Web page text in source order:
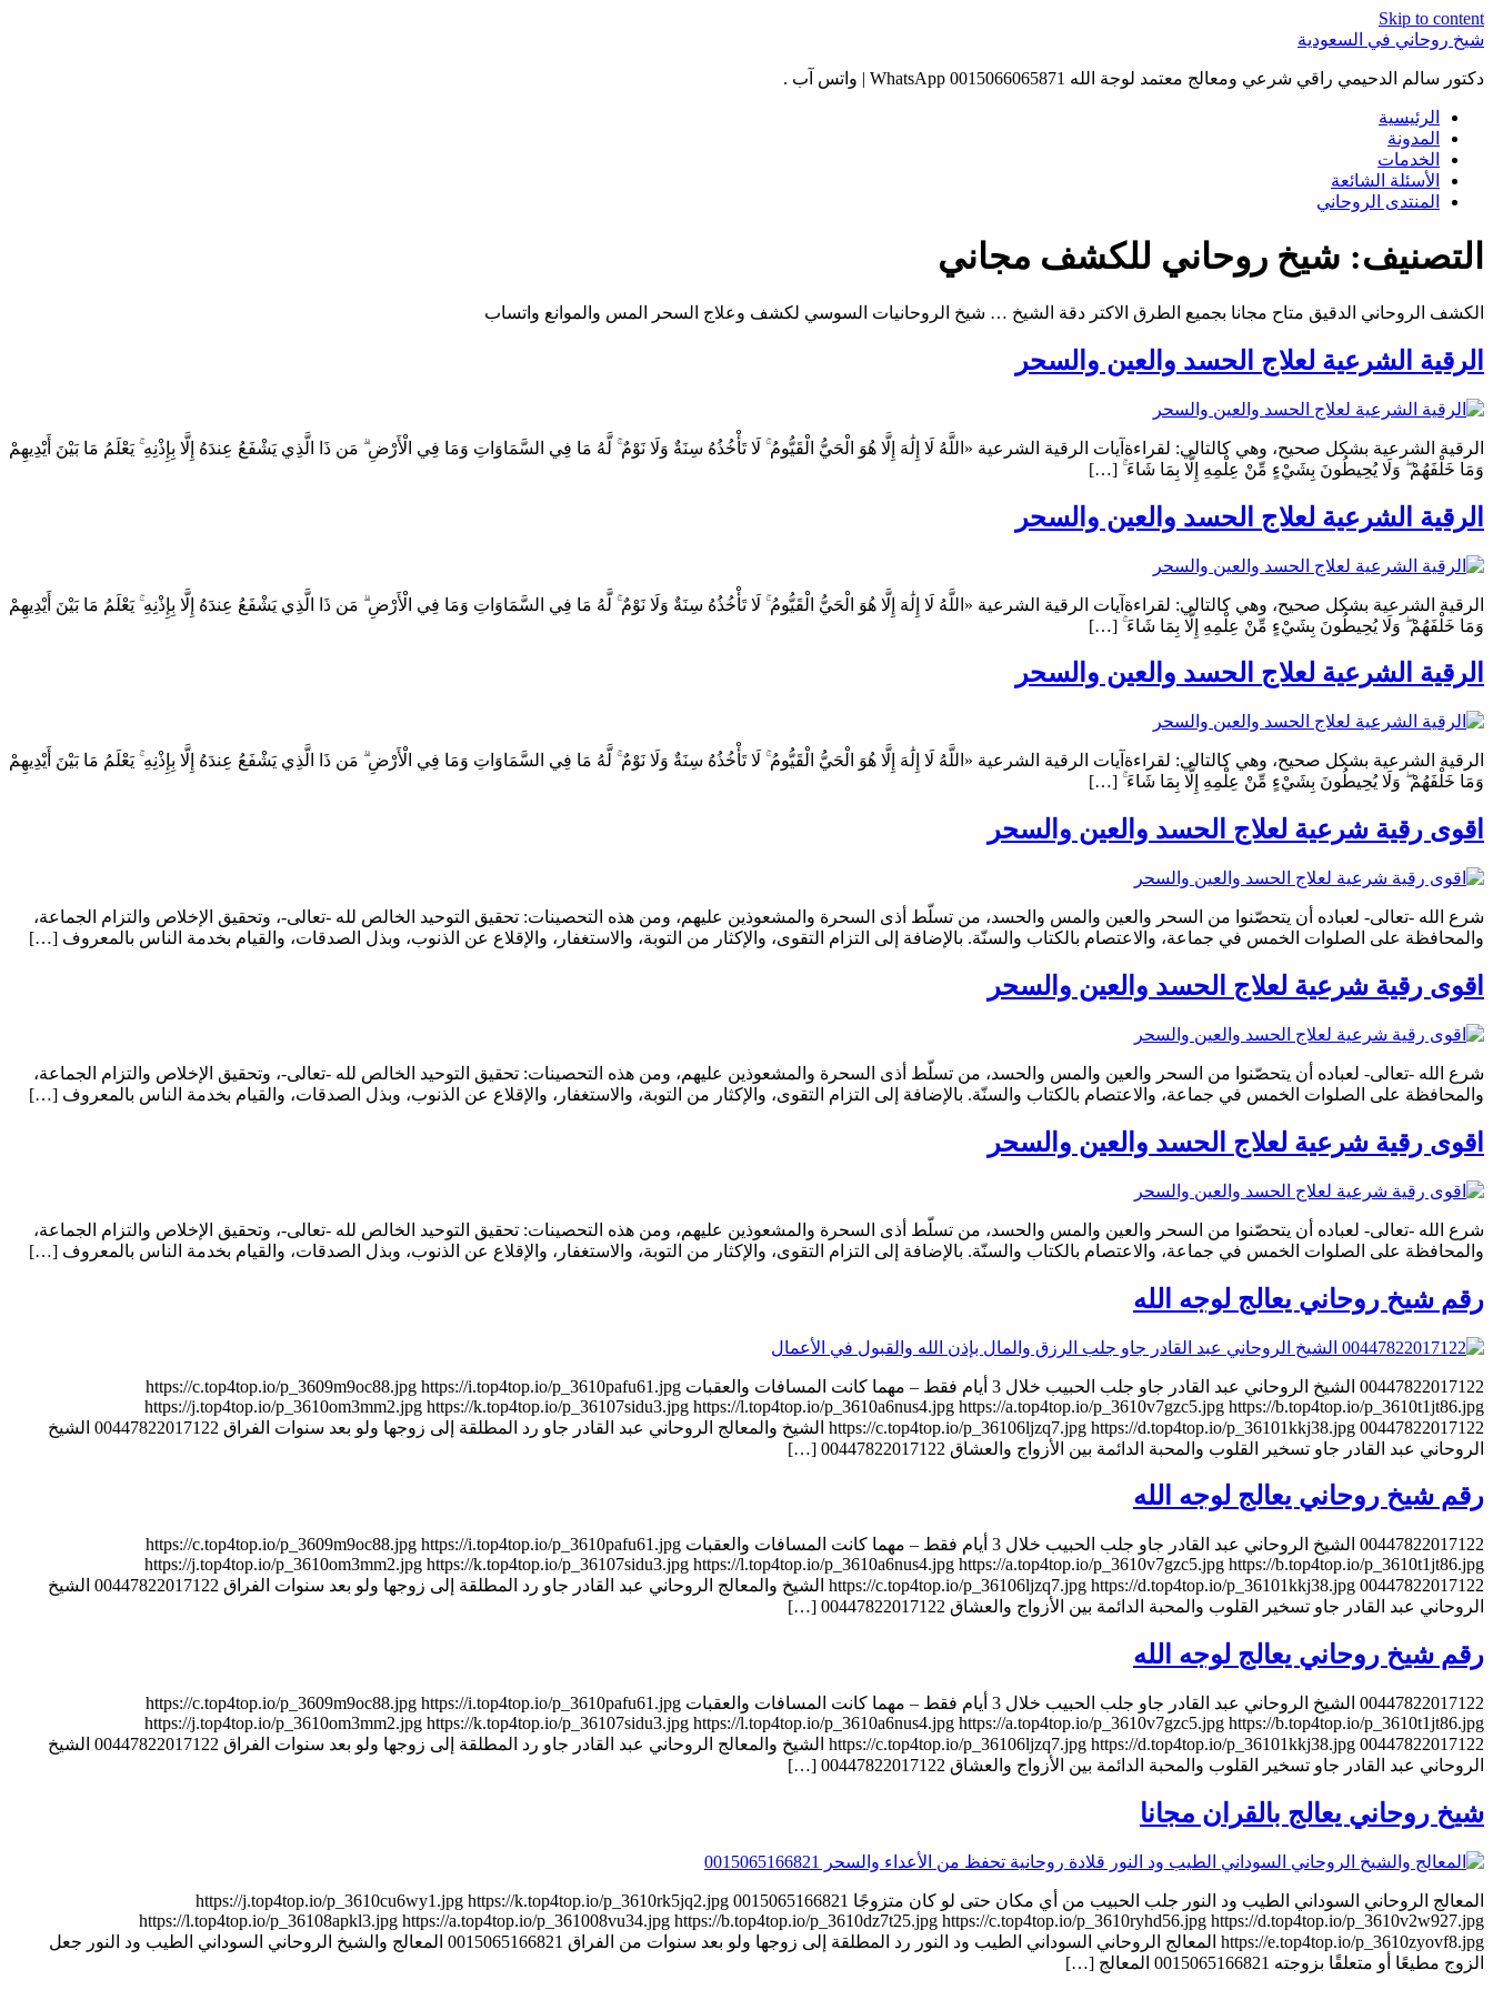
Skip to content
شيخ روحاني في السعودية
دكتور سالم الدحيمي راقي شرعي ومعالج معتمد لوجة الله 0015066065871 WhatsApp | واتس آب .
الرئيسية
المدونة
الخدمات
الأسئلة الشائعة
المنتدى الروحاني
التصنيف: شيخ روحاني للكشف مجاني
الكشف الروحاني الدقيق متاح مجانا بجميع الطرق الاكتر دقة الشيخ … شيخ الروحانيات السوسي لكشف وعلاج السحر المس والموانع واتساب
الرقية الشرعية لعلاج الحسد والعين والسحر
الرقية الشرعية بشكل صحيح، وهي كالتالي: لقراءةآيات الرقية الشرعية «اللَّهُ لَا إِلَٰهَ إِلَّا هُوَ الْحَيُّ الْقَيُّومُ ۚ لَا تَأْخُذُهُ سِنَةٌ وَلَا نَوْمٌ ۚ لَّهُ مَا فِي السَّمَاوَاتِ وَمَا فِي الْأَرْضِ ۗ مَن ذَا الَّذِي يَشْفَعُ عِندَهُ إِلَّا بِإِذْنِهِ ۚ يَعْلَمُ مَا بَيْنَ أَيْدِيهِمْ
وَمَا خَلْفَهُمْ ۖ وَلَا يُحِيطُونَ بِشَيْءٍ مِّنْ عِلْمِهِ إِلَّا بِمَا شَاءَ ۚ […]
الرقية الشرعية لعلاج الحسد والعين والسحر
الرقية الشرعية بشكل صحيح، وهي كالتالي: لقراءةآيات الرقية الشرعية «اللَّهُ لَا إِلَٰهَ إِلَّا هُوَ الْحَيُّ الْقَيُّومُ ۚ لَا تَأْخُذُهُ سِنَةٌ وَلَا نَوْمٌ ۚ لَّهُ مَا فِي السَّمَاوَاتِ وَمَا فِي الْأَرْضِ ۗ مَن ذَا الَّذِي يَشْفَعُ عِندَهُ إِلَّا بِإِذْنِهِ ۚ يَعْلَمُ مَا بَيْنَ أَيْدِيهِمْ
وَمَا خَلْفَهُمْ ۖ وَلَا يُحِيطُونَ بِشَيْءٍ مِّنْ عِلْمِهِ إِلَّا بِمَا شَاءَ ۚ […]
الرقية الشرعية لعلاج الحسد والعين والسحر
الرقية الشرعية بشكل صحيح، وهي كالتالي: لقراءةآيات الرقية الشرعية «اللَّهُ لَا إِلَٰهَ إِلَّا هُوَ الْحَيُّ الْقَيُّومُ ۚ لَا تَأْخُذُهُ سِنَةٌ وَلَا نَوْمٌ ۚ لَّهُ مَا فِي السَّمَاوَاتِ وَمَا فِي الْأَرْضِ ۗ مَن ذَا الَّذِي يَشْفَعُ عِندَهُ إِلَّا بِإِذْنِهِ ۚ يَعْلَمُ مَا بَيْنَ أَيْدِيهِمْ
وَمَا خَلْفَهُمْ ۖ وَلَا يُحِيطُونَ بِشَيْءٍ مِّنْ عِلْمِهِ إِلَّا بِمَا شَاءَ ۚ […]
اقوى رقية شرعية لعلاج الحسد والعين والسحر
شرع الله -تعالى- لعباده أن يتحصّنوا من السحر والعين والمس والحسد، من تسلّط أذى السحرة والمشعوذين عليهم، ومن هذه التحصينات: تحقيق التوحيد الخالص لله -تعالى-، وتحقيق الإخلاص والتزام الجماعة،
والمحافظة على الصلوات الخمس في جماعة، والاعتصام بالكتاب والسنّة. بالإضافة إلى التزام التقوى، والإكثار من التوبة، والاستغفار، والإقلاع عن الذنوب، وبذل الصدقات، والقيام بخدمة الناس بالمعروف […]
اقوى رقية شرعية لعلاج الحسد والعين والسحر
شرع الله -تعالى- لعباده أن يتحصّنوا من السحر والعين والمس والحسد، من تسلّط أذى السحرة والمشعوذين عليهم، ومن هذه التحصينات: تحقيق التوحيد الخالص لله -تعالى-، وتحقيق الإخلاص والتزام الجماعة،
والمحافظة على الصلوات الخمس في جماعة، والاعتصام بالكتاب والسنّة. بالإضافة إلى التزام التقوى، والإكثار من التوبة، والاستغفار، والإقلاع عن الذنوب، وبذل الصدقات، والقيام بخدمة الناس بالمعروف […]
اقوى رقية شرعية لعلاج الحسد والعين والسحر
شرع الله -تعالى- لعباده أن يتحصّنوا من السحر والعين والمس والحسد، من تسلّط أذى السحرة والمشعوذين عليهم، ومن هذه التحصينات: تحقيق التوحيد الخالص لله -تعالى-، وتحقيق الإخلاص والتزام الجماعة،
والمحافظة على الصلوات الخمس في جماعة، والاعتصام بالكتاب والسنّة. بالإضافة إلى التزام التقوى، والإكثار من التوبة، والاستغفار، والإقلاع عن الذنوب، وبذل الصدقات، والقيام بخدمة الناس بالمعروف […]
رقم شيخ روحاني يعالج لوجه الله
00447822017122 الشيخ الروحاني عبد القادر جاو جلب الحبيب خلال 3 أيام فقط – مهما كانت المسافات والعقبات https://c.top4top.io/p_3609m9oc88.jpg https://i.top4top.io/p_3610pafu61.jpg
https://j.top4top.io/p_3610om3mm2.jpg https://k.top4top.io/p_36107sidu3.jpg https://l.top4top.io/p_3610a6nus4.jpg https://a.top4top.io/p_3610v7gzc5.jpg https://b.top4top.io/p_3610t1jt86.jpg
https://c.top4top.io/p_36106ljzq7.jpg https://d.top4top.io/p_36101kkj38.jpg 00447822017122 الشيخ والمعالج الروحاني عبد القادر جاو رد المطلقة إلى زوجها ولو بعد سنوات الفراق 00447822017122 الشيخ
الروحاني عبد القادر جاو تسخير القلوب والمحبة الدائمة بين الأزواج والعشاق 00447822017122 […]
رقم شيخ روحاني يعالج لوجه الله
00447822017122 الشيخ الروحاني عبد القادر جاو جلب الحبيب خلال 3 أيام فقط – مهما كانت المسافات والعقبات https://c.top4top.io/p_3609m9oc88.jpg https://i.top4top.io/p_3610pafu61.jpg
https://j.top4top.io/p_3610om3mm2.jpg https://k.top4top.io/p_36107sidu3.jpg https://l.top4top.io/p_3610a6nus4.jpg https://a.top4top.io/p_3610v7gzc5.jpg https://b.top4top.io/p_3610t1jt86.jpg
https://c.top4top.io/p_36106ljzq7.jpg https://d.top4top.io/p_36101kkj38.jpg 00447822017122 الشيخ والمعالج الروحاني عبد القادر جاو رد المطلقة إلى زوجها ولو بعد سنوات الفراق 00447822017122 الشيخ
الروحاني عبد القادر جاو تسخير القلوب والمحبة الدائمة بين الأزواج والعشاق 00447822017122 […]
رقم شيخ روحاني يعالج لوجه الله
00447822017122 الشيخ الروحاني عبد القادر جاو جلب الحبيب خلال 3 أيام فقط – مهما كانت المسافات والعقبات https://c.top4top.io/p_3609m9oc88.jpg https://i.top4top.io/p_3610pafu61.jpg
https://j.top4top.io/p_3610om3mm2.jpg https://k.top4top.io/p_36107sidu3.jpg https://l.top4top.io/p_3610a6nus4.jpg https://a.top4top.io/p_3610v7gzc5.jpg https://b.top4top.io/p_3610t1jt86.jpg
https://c.top4top.io/p_36106ljzq7.jpg https://d.top4top.io/p_36101kkj38.jpg 00447822017122 الشيخ والمعالج الروحاني عبد القادر جاو رد المطلقة إلى زوجها ولو بعد سنوات الفراق 00447822017122 الشيخ
الروحاني عبد القادر جاو تسخير القلوب والمحبة الدائمة بين الأزواج والعشاق 00447822017122 […]
شيخ روحاني يعالج بالقران مجانا
المعالج الروحاني السوداني الطيب ود النور جلب الحبيب من أي مكان حتى لو كان متزوجًا 0015065166821 https://j.top4top.io/p_3610cu6wy1.jpg https://k.top4top.io/p_3610rk5jq2.jpg
https://l.top4top.io/p_36108apkl3.jpg https://a.top4top.io/p_361008vu34.jpg https://b.top4top.io/p_3610dz7t25.jpg https://c.top4top.io/p_3610ryhd56.jpg https://d.top4top.io/p_3610v2w927.jpg
https://e.top4top.io/p_3610zyovf8.jpg المعالج الروحاني السوداني الطيب ود النور رد المطلقة إلى زوجها ولو بعد سنوات من الفراق 0015065166821 المعالج والشيخ الروحاني السوداني الطيب ود النور جعل
الزوج مطيعًا أو متعلقًا بزوجته 0015065166821 المعالج […]